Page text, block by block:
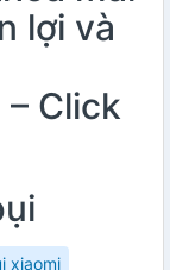
lợi và
Click
xiaomi